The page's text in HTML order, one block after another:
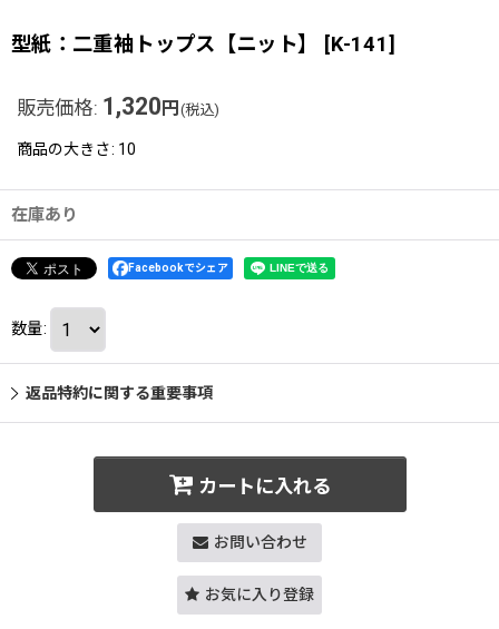
型紙：二重袖トップス【ニット】 [K-141]
販売価格: 1,320 円 (税込)
商品の大きさ: 10
在庫あり
Facebookでシェア
数量:
返品特約に関する重要事項
カートに入れる
お問い合わせ
お気に入り登録